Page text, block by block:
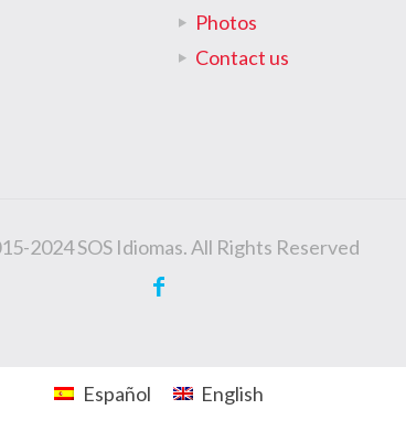
Photos
Contact us
2024 SOS Idiomas. All Rights Reserved
Español English